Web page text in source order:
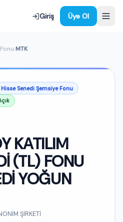
Giriş Üye Ol
›MTK
Hisse Senedi Şemsiye Fonu
KATILIM
(TL) FONU
YOĞUN
ŞİRKETİ